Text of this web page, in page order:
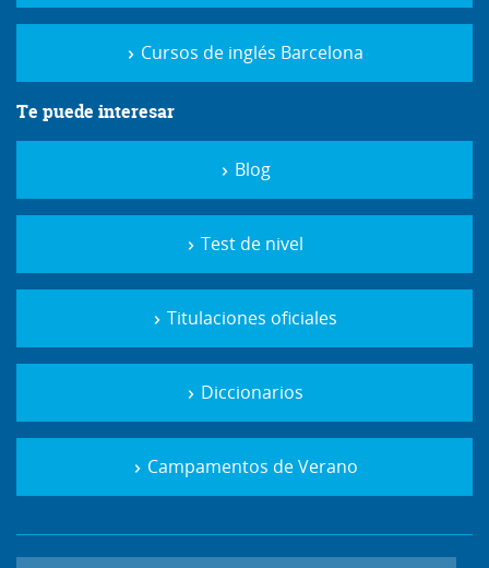
Cursos de inglés Barcelona
Te puede interesar
Blog
Test de nivel
Titulaciones oficiales
Diccionarios
Campamentos de Verano